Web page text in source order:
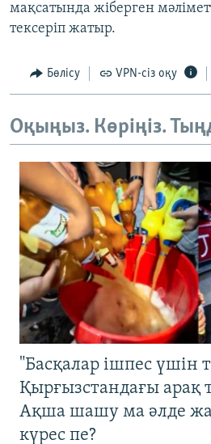
мақсатында жіберген
тексеріп жатыр.
Бөлісу VPN-сіз оқу
Оқыңыз. Көріңіз.
"Басқалар ішпес үшін
Қырғызстандағы арақ
Ақша шашу ма әлде
күрес пе?